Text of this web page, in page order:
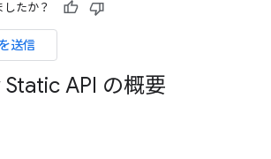
したか？
送信
API の概要